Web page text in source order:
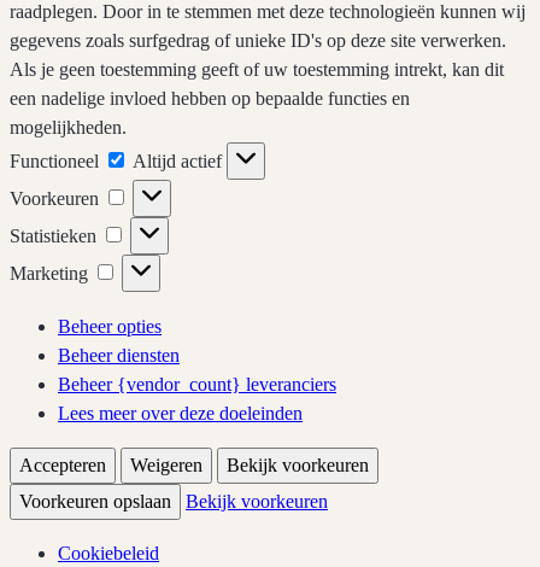
raadplegen. Door in te stemmen met deze technologieën kunnen wij
gegevens zoals surfgedrag of unieke ID's op deze site verwerken.
Als je geen toestemming geeft of uw toestemming intrekt, kan dit
een nadelige invloed hebben op bepaalde functies en
mogelijkheden.
Functioneel
Functioneel
Altijd actief
Voorkeuren
Voorkeuren
Statistieken
Statistieken
Marketing
Marketing
Beheer opties
Beheer diensten
Beheer {vendor_count} leveranciers
Lees meer over deze doeleinden
Accepteren Weigeren
Bekijk voorkeuren
Voorkeuren opslaan
Bekijk voorkeuren
Cookiebeleid